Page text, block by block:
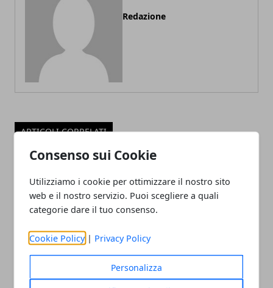
Consenso sui Cookie
Utilizziamo i cookie per ottimizzare il nostro sito
web e il nostro servizio. Puoi scegliere a quali
categorie dare il tuo consenso.
Cookie Policy | Privacy Policy
Personalizza
Redazione
ARTICOLI CORRELATI
Il professor Nuzzolese, a Torino come a
Bari: scienza e diritti umani nel nome